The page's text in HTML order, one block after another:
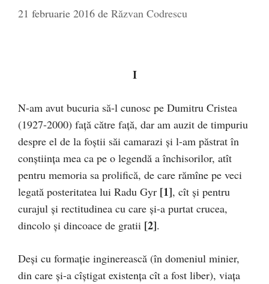
21 februarie 2016 de Răzvan Codrescu
I
N-am avut bucuria să-l cunosc pe Dumitru Cristea
(1927-2000) față către față, dar am auzit de timpuriu
despre el de la foștii săi camarazi și l-am păstrat în
con­știința mea ca pe o legendă a închisorilor, atît
pentru me­mo­ria sa pro­lifică, de care rămîne pe veci
legată poste­ritatea lui Ra­du Gyr [1], cît și pentru
curajul și rectitu­dinea cu care și-a purtat crucea,
dincolo și dincoace de gratii [2].
Deși cu formație inginerească (în domeniul minier,
din care și-a cîștigat existența cît a fost liber), viața